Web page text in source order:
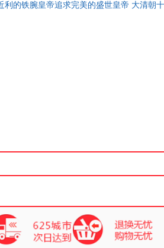
利的铁腕皇帝追求完美的盛世皇帝 大清朝